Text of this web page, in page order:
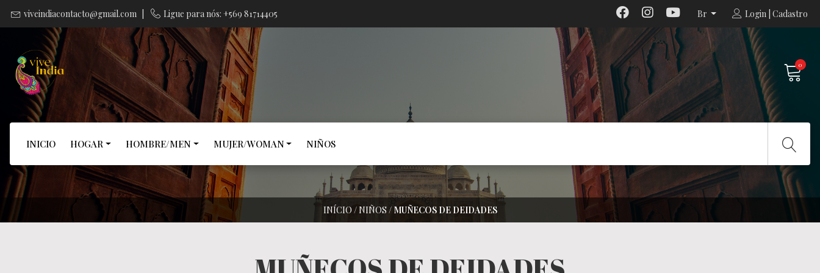
viveindiacontacto@gmail.com Ligue para nós: +569 81714405 Br Login | Cadastro
0
INICIO HOGAR HOMBRE/MEN MUJER/WOMAN NIÑOS
INÍCIO /NIÑOS / MUÑECOS DE DEIDADES